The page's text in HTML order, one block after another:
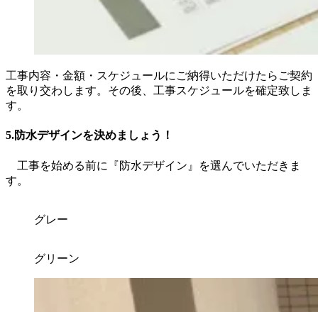
工事内容・金額・スケジュールにご納得いただけたらご契約
を取り交わします。その後、工事スケジュールを確定致しま
す。
5.防水デザインを決めましょう！
工事を始める前に『防水デザイン』を選んでいただきま
す。
グレー
グリーン